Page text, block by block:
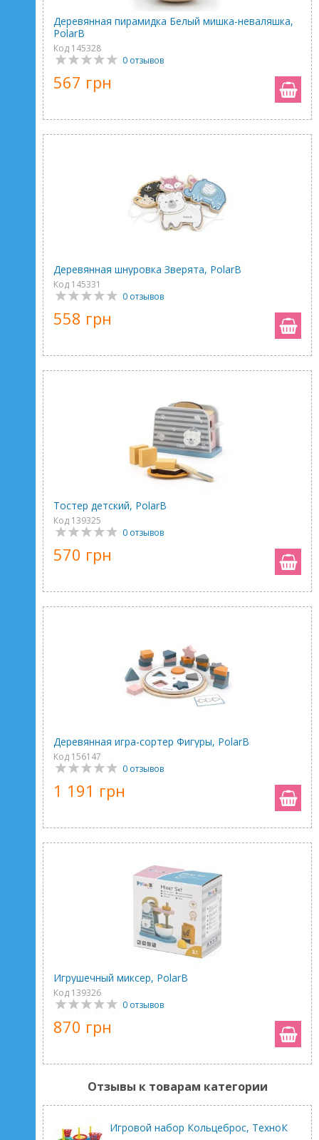
Деревянная пирамидка Белый мишка-неваляшка,
PolarB
Код 145328
0 отзывов
567 грн
Деревянная шнуровка Зверята, PolarB
Код 145331
0 отзывов
558 грн
Тостер детский, PolarB
Код 139325
0 отзывов
570 грн
Деревянная игра-сортер Фигуры, PolarB
Код 156147
0 отзывов
1 191 грн
Игрушечный миксер, PolarB
Код 139326
0 отзывов
870 грн
Отзывы к товарам категории
Игровой набор Кольцеброс, ТехноК